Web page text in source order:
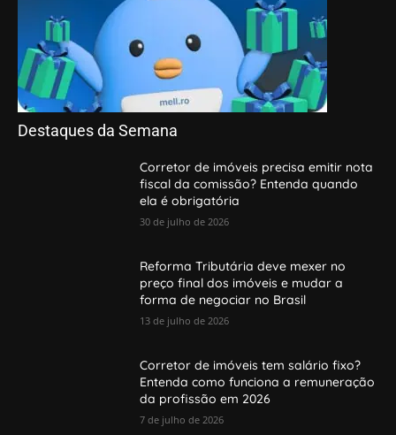
Destaques da Semana
Corretor de imóveis precisa emitir nota
fiscal da comissão? Entenda quando
ela é obrigatória
30 de julho de 2026
Reforma Tributária deve mexer no
preço final dos imóveis e mudar a
forma de negociar no Brasil
13 de julho de 2026
Corretor de imóveis tem salário fixo?
Entenda como funciona a remuneração
da profissão em 2026
7 de julho de 2026